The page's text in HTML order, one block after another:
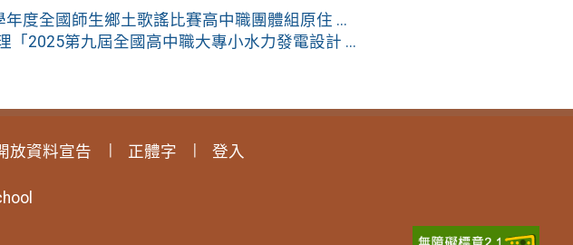
度全國師生鄉土歌謠比賽高中職團體組原住 ...
「2025第九屆全國高中職大專小水力發電設計 ...
放資料宣告 正體字 登入